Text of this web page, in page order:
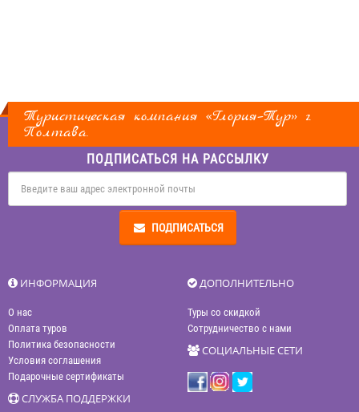
Туристическая компания «Глория–Тур» г.
Полтава.
ПОДПИСАТЬСЯ НА РАССЫЛКУ
ПОДПИСАТЬСЯ
ИНФОРМАЦИЯ
О нас
Оплата туров
Политика безопасности
Условия соглашения
Подарочные сертификаты
СЛУЖБА ПОДДЕРЖКИ
ДОПОЛНИТЕЛЬНО
Туры со скидкой
Сотрудничество с нами
СОЦИАЛЬНЫЕ СЕТИ